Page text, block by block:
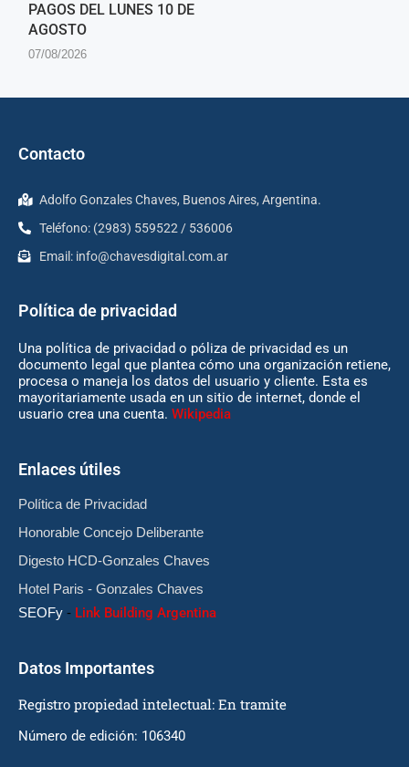
PAGOS DEL LUNES 10 DE
AGOSTO
07/08/2026
Contacto
Adolfo Gonzales Chaves, Buenos Aires, Argentina.
Teléfono: (2983) 559522 / 536006
Email: info@chavesdigital.com.ar
Política de privacidad
Una política de privacidad o póliza de privacidad es un
documento legal que plantea cómo una organización retiene,
procesa o maneja los datos del usuario y cliente. Esta es
mayoritariamente usada en un sitio de internet, donde el
usuario crea una cuenta. Wikipedia
Enlaces útiles
Política de Privacidad
Honorable Concejo Deliberante
Digesto HCD-Gonzales Chaves
Hotel Paris - Gonzales Chaves
SEOFy - Link Building Argentina
Datos Importantes
Registro propiedad intelectual: En tramite
Número de edición: 106340